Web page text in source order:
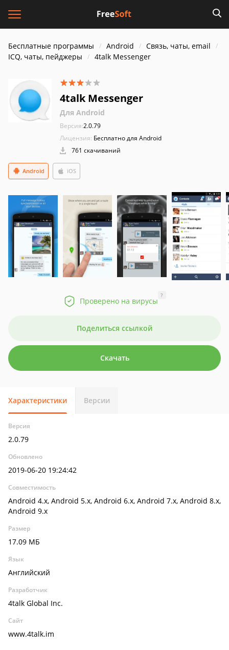
Бесплатные программы Android
Связь, чаты, email
ICQ, чаты, пейджеры
4talk Messenger
4talk Messenger
Для Android
Версия:2.0.79
Лицензия: Бесплатно для Android
761 скачиваний
Android iOS
Проверено на вирусы
?
Поделиться ссылкой
Скачать
Характеристики Версии
Версия
2.0.79
Обновлено
2019-06-20 19:24:42
Совместимость
Android 4.x, Android 5.x, Android 6.x, Android 7.x, Android 8.x,
Android 9.x
Размер
17.09 МБ
Язык
Английский
Разработчик
4talk Global Inc.
Сайт
www.4talk.im